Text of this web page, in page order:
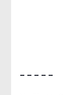
– – – – –